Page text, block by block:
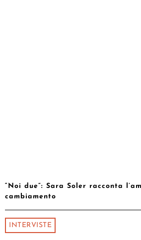
“Noi due”: Sara Soler racconta
cambiamento
INTERVISTE